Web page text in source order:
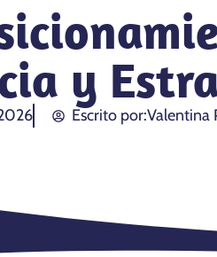
y
Escrito por:Valentina